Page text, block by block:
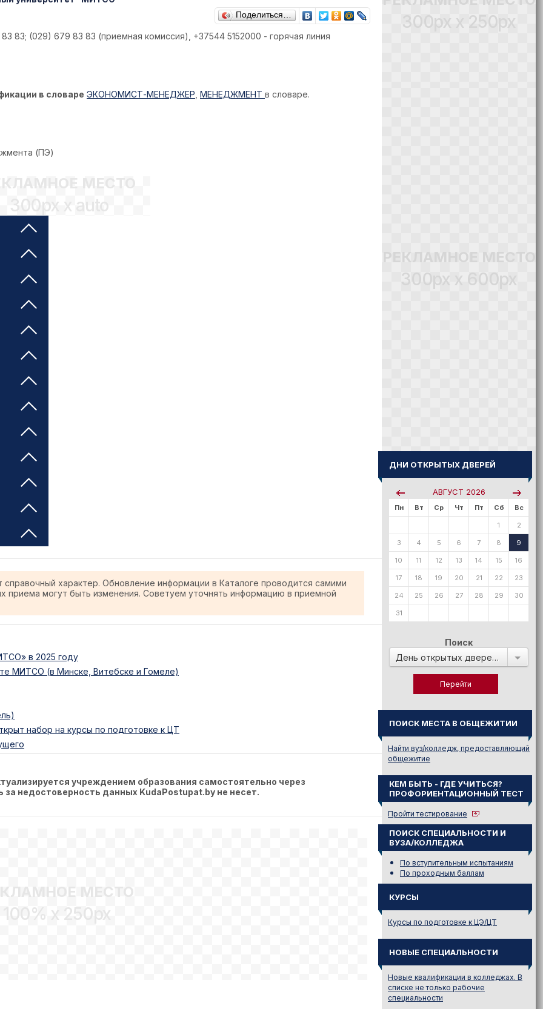
Поделиться…
83; (029) 679 83 83 (приемная комиссия), +37544 5152000 - горячая линия
в словаре ЭКОНОМИСТ-МЕНЕДЖЕР МЕНЕДЖМЕНТ в словаре.
(ПЭ)
МЕСТО
300px x auto
характер. Обновление информации в Каталоге проводится самими
приема могут быть изменения. Советуем уточнять информацию в приемной
в 2025 году
МИТСО (в Минске, Витебске и Гомеле)
набор на курсы по подготовке к ЦТ
учреждением образования самостоятельно через
за недостоверность данных KudaPostupat.by не несет.
МЕСТО
100% x 250px
300px x 250px
РЕКЛАМНОЕ МЕСТО
300px x 600px
ДНИ ОТКРЫТЫХ ДВЕРЕЙ
АВГУСТ 2026
Пн Вт Ср Чт Пт Сб Вс
1 2
3 4 5 6 7 8 9
10 11 12 13 14 15 16
17 18 19 20 21 22 23
24 25 26 27 28 29 30
31
Поиск
День открытых дверей в:
ПОИСК МЕСТА В ОБЩЕЖИТИИ
Найти вуз/колледж, предоставляющий
общежитие
КЕМ БЫТЬ - ГДЕ УЧИТЬСЯ?
ПРОФОРИЕНТАЦИОННЫЙ ТЕСТ
Пройти тестирование
ПОИСК СПЕЦИАЛЬНОСТИ И
ВУЗА/КОЛЛЕДЖА
По вступительным испытаниям
По проходным баллам
КУРСЫ
Курсы по подготовке к ЦЭ/ЦТ
НОВЫЕ СПЕЦИАЛЬНОСТИ
Новые квалификации в колледжах. В
списке не только рабочие
специальности